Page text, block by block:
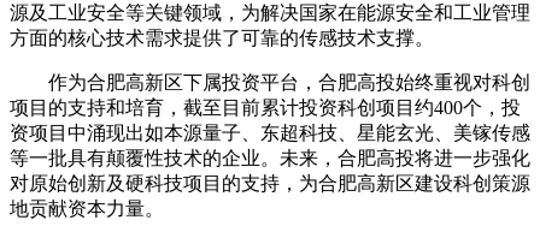
源及工业安全等关键领域，为解决国家在能源安全和工业管理
方面的核心技术需求提供了可靠的传感技术支撑。
作为合肥高新区下属投资平台，合肥高投始终重视对科创
项目的支持和培育，截至目前累计投资科创项目约400个，投
资项目中涌现出如本源量子、 东超科技 、星能玄光、美镓传感
等一批具有颠覆性技术的企业。未来，合肥高投将进一步强化
对原始创新及硬科技项目的支持，为合肥高新区建设科创策源
地贡献资本力量。